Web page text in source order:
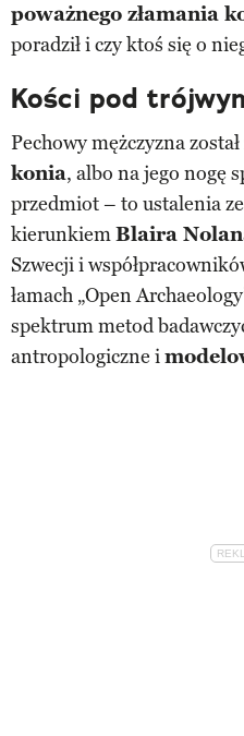
poważnego złamania
poradził i czy ktoś się o
Kości pod
Pechowy mężczyzna
konia, albo na jego nogę
przedmiot – to ustalenia
kierunkiemBlaira
Szwecji i
łamach „Open
spektrum metod
antropologiczne i